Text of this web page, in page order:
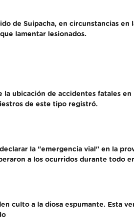
de Suipacha, en circunstancias en
lamentar lesionados.
ubicación de accidentes fatales en
de este tipo registró.
la "emergencia vial" en la
a los ocurridos durante todo
culto a la diosa espumante. Esta